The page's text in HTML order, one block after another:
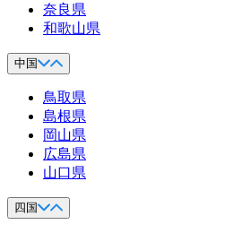
奈良県
和歌山県
中国
鳥取県
島根県
岡山県
広島県
山口県
四国